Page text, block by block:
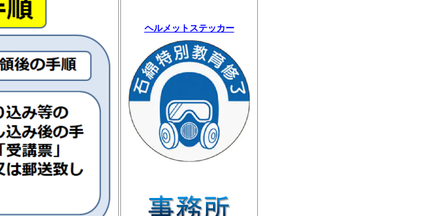
ヘルメットステッカー